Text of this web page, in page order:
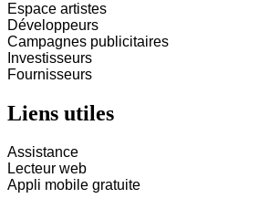
Espace artistes
Développeurs
Campagnes publicitaires
Investisseurs
Fournisseurs
Liens utiles
Assistance
Lecteur web
Appli mobile gratuite